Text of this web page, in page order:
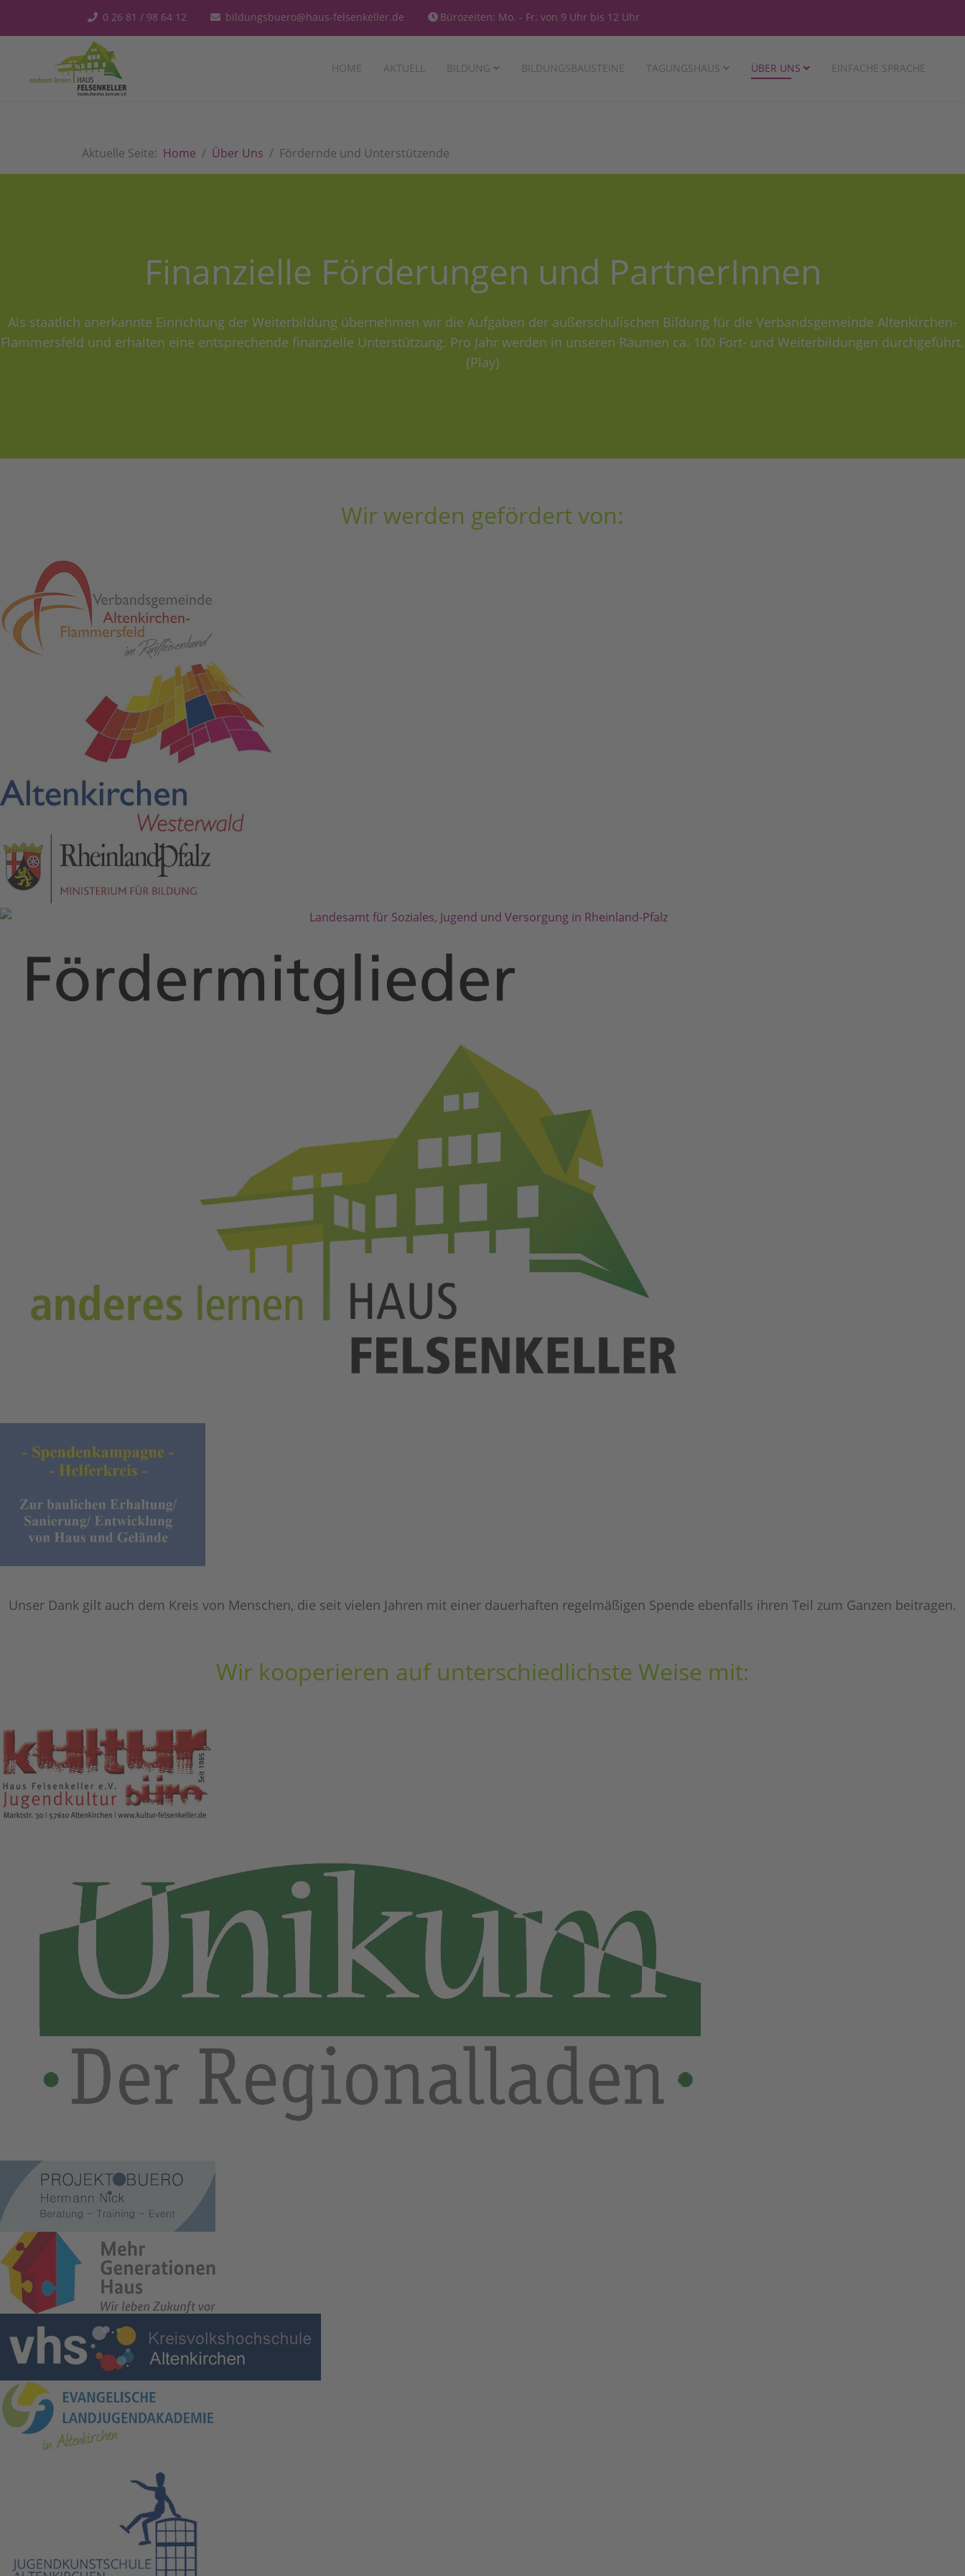
0 26 81 / 98 64 12 bildungsbuero@haus-felsenkeller.de Bürozeiten: Mo. - Fr. von 9 Uhr bis 12 Uhr
HOME AKTUELL BILDUNG BILDUNGSBAUSTEINE TAGUNGSHAUS ÜBER UNS EINFACHE SPRACHE
Aktuelle Seite: Home Über Uns Fördernde und Unterstützende
Finanzielle Förderungen und PartnerInnen
Als staatlich anerkannte Einrichtung der Weiterbildung übernehmen wir die Aufgaben der außerschulischen Bildung für die Verbandsgemeinde Altenkirchen-
Flammersfeld und erhalten eine entsprechende finanzielle Unterstützung. Pro Jahr werden in unseren Räumen ca. 100 Fort- und Weiterbildungen durchgeführt.
{Play}
Wir werden gefördert von:
Unser Dank gilt auch dem Kreis von Menschen, die seit vielen Jahren mit einer dauerhaften regelmäßigen Spende ebenfalls ihren Teil zum Ganzen beitragen.
Wir kooperieren auf unterschiedlichste Weise mit: